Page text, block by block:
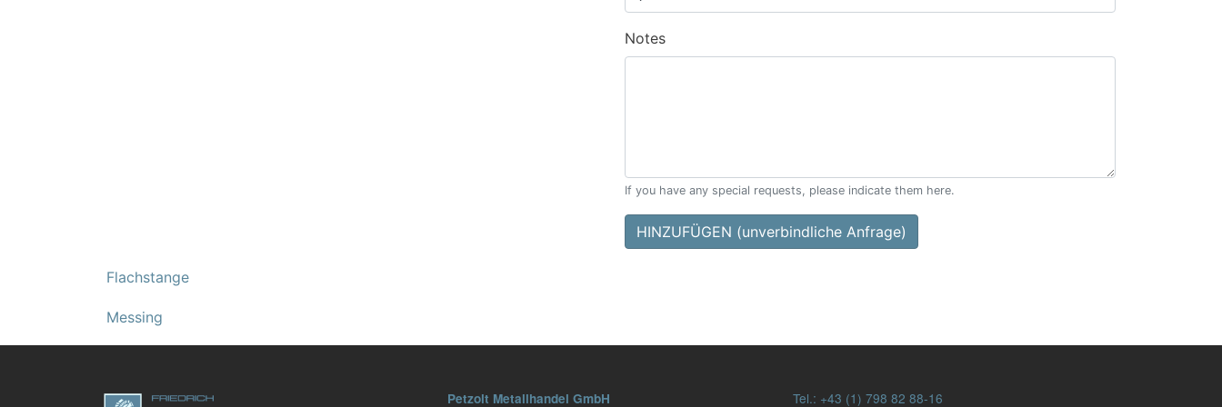
Notes
If you have any special requests, please indicate them here.
HINZUFÜGEN (unverbindliche Anfrage)
Flachstange
Messing
Petzolt Metallhandel GmbH Tel.: +43 (1) 798 82 88-16